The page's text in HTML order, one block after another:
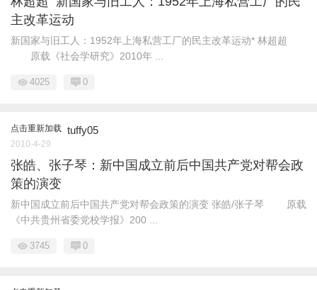
主改革运动
新国家与旧工人：1952年上海私营工厂的民主改革运动* 林超超
原载《社会学研究》2010年 ...
4025 0
点击重新加载 tuffy05
2010-4-29
张皓、张子琴：新中国成立前后中国共产党对帮会政
策的演变
新中国成立前后中国共产党对帮会政策的演变 张皓/张子琴 原载
《中共贵州省委党校学报》200 ...
3745 0